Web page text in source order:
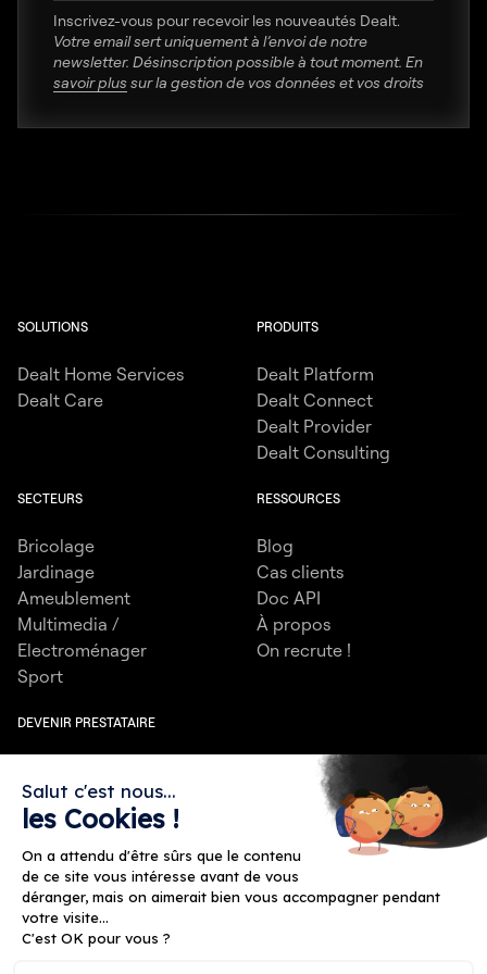
Inscrivez-vous pour recevoir les nouveautés Dealt.
Votre email sert uniquement à l’envoi de notre
newsletter. Désinscription possible à tout moment. En
savoir plussur la gestion de vos données et vos droits
SOLUTIONS
Dealt Home Services
Dealt Care
PRODUITS
Dealt Platform
Dealt Connect
Dealt Provider
Dealt Consulting
SECTEURS
Bricolage
Jardinage
Ameublement
Multimedia /
Electroménager
Sport
RESSOURCES
Blog
Cas clients
Doc API
À propos
On recrute !
DEVENIR PRESTATAIRE
Plombier
Bricoleur
Technicien Télécoms et
Réseaux
Electricien
Spécialiste Multimédia
Technicien
Électroménager
Menuisier
Salut c'est nous...
les Cookies !
On a attendu d'être sûrs que le contenu
de ce site vous intéresse avant de vous
déranger, mais on aimerait bien vous accompagner pendant
votre visite...
C'est OK pour vous ?